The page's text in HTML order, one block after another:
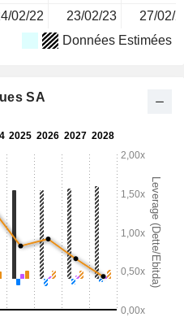
02/22 23/02/23 27/02/
Données Estimées
SA